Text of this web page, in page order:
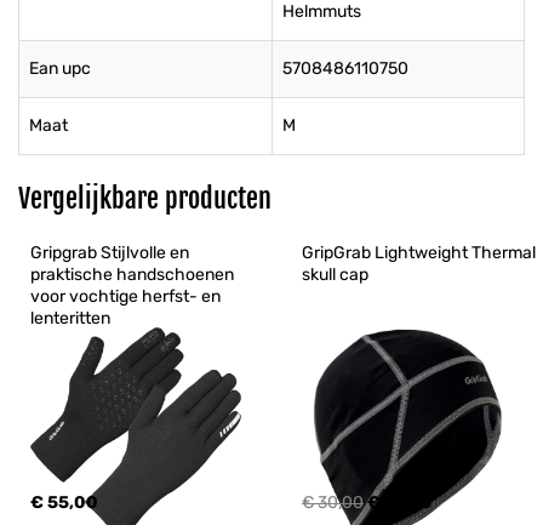
Helmmuts
Ean upc 5708486110750
Maat M
Vergelijkbare producten
Gripgrab Stijlvolle en
praktische handschoenen
voor vochtige herfst- en
lenteritten
€ 55,00
GripGrab Lightweight Thermal
skull cap
€ 30,00€ 26,95